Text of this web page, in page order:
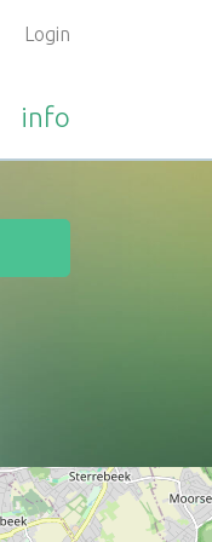
Login
info